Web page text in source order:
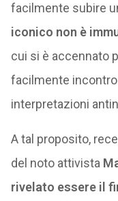
facilmente subire
iconico non è
cui si è accennato
facilmente incontro
interpretazioni
A tal proposito,
del noto attivista
rivelato essere il